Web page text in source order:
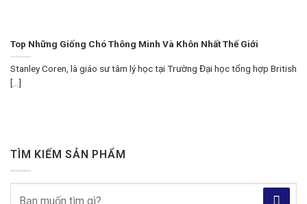
Top Những Giống Chó Thông Minh Và Khôn Nhất Thế Giới
Stanley Coren, là giáo sư tâm lý học tại Trường Đại học tổng hợp British
[...]
TÌM KIẾM SẢN PHẨM